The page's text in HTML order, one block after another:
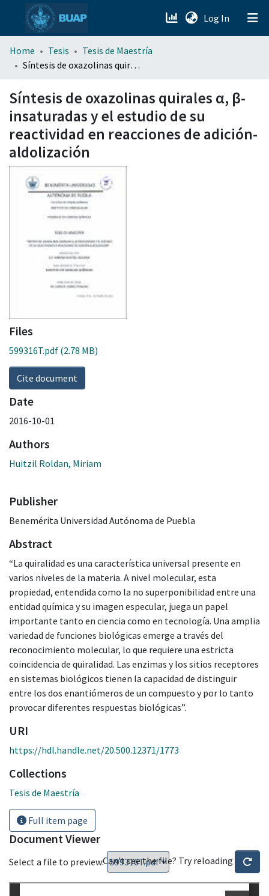
Log In (current)
menu.section.about_menu
Home Tesis
Tesis de Maestría
Síntesis de oxazolinas quirales α, β-insaturadas y el estudio de su reactividad en reacciones de adición-aldolización
Síntesis de oxazolinas quirales α, β-
insaturadas y el estudio de su
reactividad en reacciones de adición-
aldolización
Files
599316T.pdf (2.78 MB)
Cite document
Date
2016-10-01
Authors
Huitzil Roldan, Miriam
Publisher
Benemérita Universidad Autónoma de Puebla
Abstract
“La quiralidad es una característica universal presente en
varios niveles de la materia. A nivel molecular, esta
propiedad, entendida como la no superponibilidad entre una
entidad química y su imagen especular, juega un papel
importante tanto en ciencia como en tecnología. Una amplia
variedad de funciones biológicas emerge a través del
reconocimiento molecular, lo que requiere una estricta
coincidencia de quiralidad. Las enzimas y los sitios receptores
en sistemas biológicos tienen la capacidad de distinguir
entre los dos enantiómeros de un compuesto y por lo tanto
provocar diferentes respuestas biológicas”.
URI
https://hdl.handle.net/20.500.12371/1773
Collections
Tesis de Maestría
Full item page
Document Viewer
Select a file to preview:Can't see the file? Try reloading